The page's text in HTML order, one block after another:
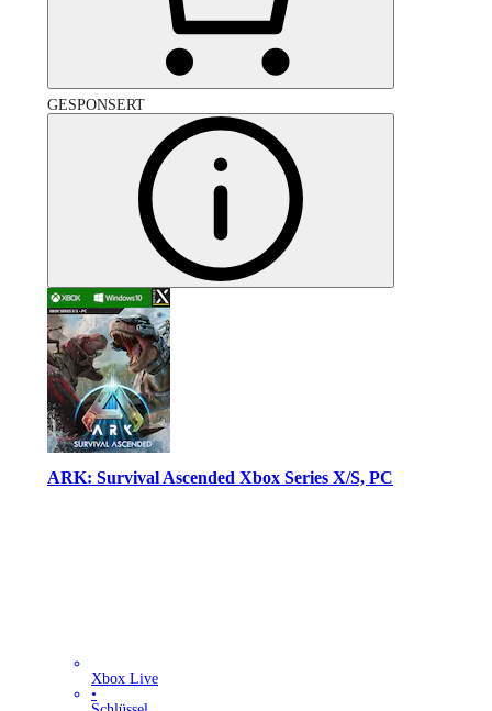
GESPONSERT
ARK: Survival Ascended Xbox Series X/S, PC
Xbox Live
•